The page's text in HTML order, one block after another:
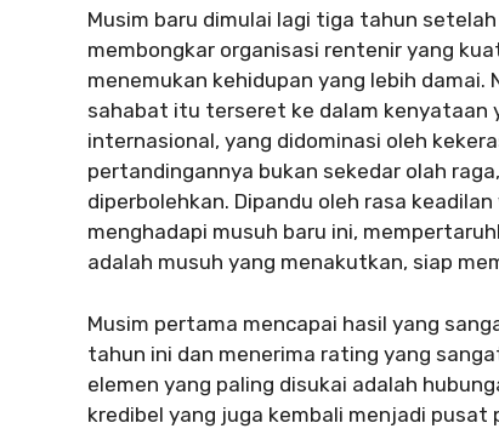
Musim baru dimulai lagi tiga tahun
membongkar organisasi rentenir yang
menemukan kehidupan yang lebih
sahabat itu terseret ke dalam kenyataan
internasional, yang didominasi oleh
pertandingannya bukan sekedar olah
diperbolehkan. Dipandu oleh rasa
menghadapi musuh baru ini,
adalah musuh yang menakutkan, siap
Musim pertama mencapai hasil yang
tahun ini dan menerima rating yang
elemen yang paling disukai adalah
kredibel yang juga kembali menjadi pusat